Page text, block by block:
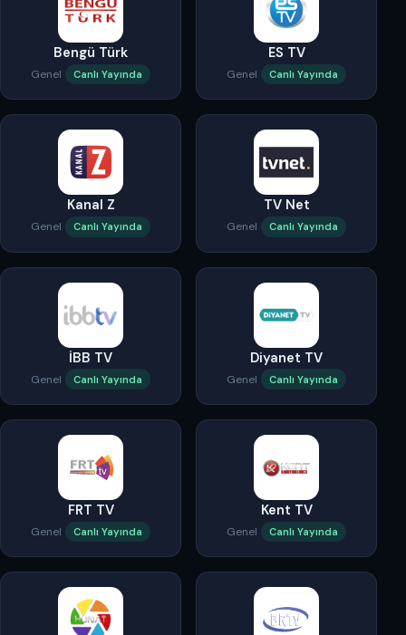
Bengü Türk
Genel Canlı Yayında
ES TV
Genel Canlı Yayında
Kanal Z
Genel Canlı Yayında
TV Net
Genel Canlı Yayında
İBB TV
Genel Canlı Yayında
Diyanet TV
Genel Canlı Yayında
FRT TV
Genel Canlı Yayında
Kent TV
Genel Canlı Yayında